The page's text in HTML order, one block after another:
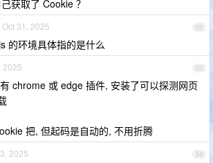
获取了 Cookie ？
52
Oct 31, 2025
的环境具体指的是什么
53
2025
chrome 或 edge 插件, 安装了可以探测网页
把, 但起码是自动的, 不用折腾
54
2025